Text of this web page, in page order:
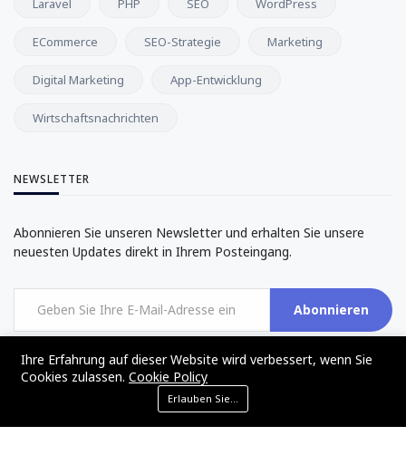
Laravel PHP SEO WordPress
ECommerce SEO-Strategie Marketing
Digital Marketing App-Entwicklung
Wirtschaftsnachrichten
NEWSLETTER
Abonnieren Sie unseren Newsletter und erhalten Sie unsere
neuesten Updates direkt in Ihrem Posteingang.
Abonnieren
©2017 - 2024 - The Web Tier - All rights reserved
Ihre Erfahrung auf dieser Website wird verbessert, wenn Sie
Cookies zulassen. Cookie Policy
Erlauben Sie Cookies